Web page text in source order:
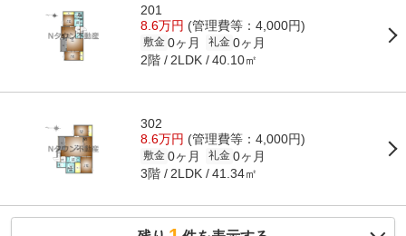
201
8.6万円 (管理費等：4,000円)
敷金 0ヶ月 礼金 0ヶ月
2階 2LDK 40.10㎡
302
8.6万円 (管理費等：4,000円)
敷金 0ヶ月 礼金 0ヶ月
3階 2LDK 41.34㎡